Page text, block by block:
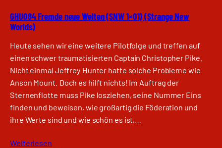
GHU084 Fremde neue Welten (SNW 1×01) (Strange New
Worlds)
Heute sehen wir eine weitere Pilotfolge und treffen auf
einen schwer traumatisierten Captain Christopher Pike.
Nicht einmal Jeffrey Hunter hatte solche Probleme wie
Anson Mount. Doch es hilft nichts! Im Auftrag der
Sternenflotte muss Pike losziehen, seine Nummer Eins
finden und beweisen, wie großartig die Föderation und
ihre Werte sind und wie schön es ist,…
Weiterlesen